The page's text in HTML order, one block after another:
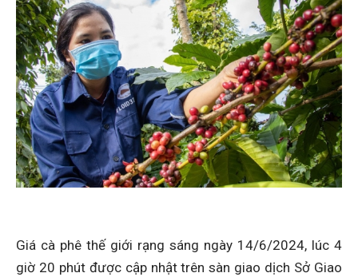
Giá cà phê thế giới rạng sáng ngày 14/6/2024, lúc 4
giờ 20 phút được cập nhật trên sàn giao dịch Sở Giao